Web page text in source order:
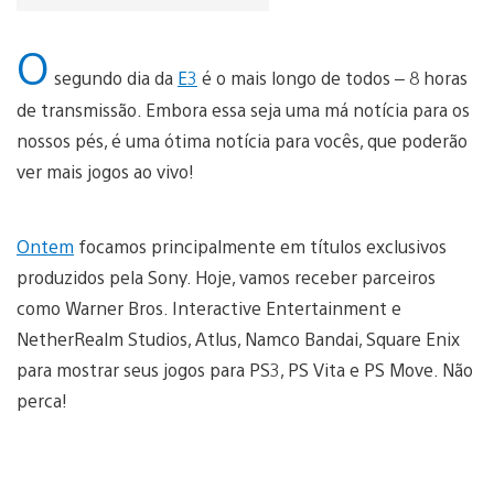
O segundo dia da E3 é o mais longo de todos – 8 horas
de transmissão. Embora essa seja uma má notícia para os
nossos pés, é uma ótima notícia para vocês, que poderão
ver mais jogos ao vivo!
Ontem focamos principalmente em títulos exclusivos
produzidos pela Sony. Hoje, vamos receber parceiros
como Warner Bros. Interactive Entertainment e
NetherRealm Studios, Atlus, Namco Bandai, Square Enix
para mostrar seus jogos para PS3, PS Vita e PS Move. Não
perca!